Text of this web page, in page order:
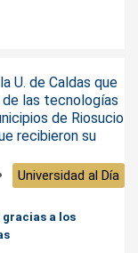
Universidad al Día
gracias a los